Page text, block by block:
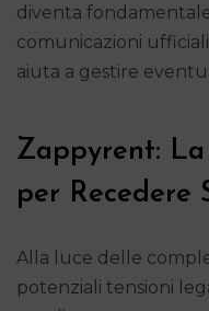
diventa
comunicazioni
aiuta a gestire
Zappyrent:
per Recedere
Alla luce delle
potenziali tensioni